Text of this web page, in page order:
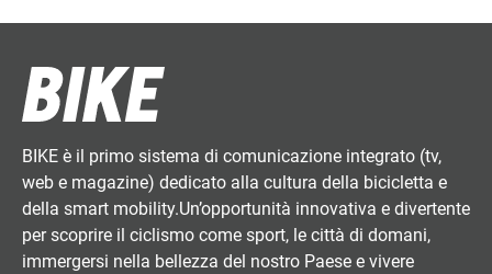
BIKE è il primo sistema di comunicazione integrato (tv,
web e magazine) dedicato alla cultura della bicicletta e
della smart mobility.Un’opportunità innovativa e divertente
per scoprire il ciclismo come sport, le città di domani,
immergersi nella bellezza del nostro Paese e vivere